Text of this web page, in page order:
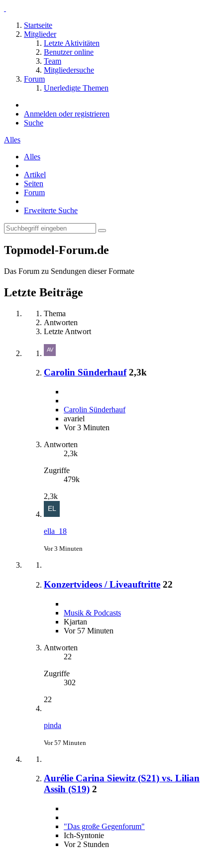
Startseite
Mitglieder
Letzte Aktivitäten
Benutzer online
Team
Mitgliedersuche
Forum
Unerledigte Themen
Anmelden oder registrieren
Suche
Alles
Alles
Artikel
Seiten
Forum
Erweiterte Suche
Topmodel-Forum.de
Das Forum zu Sendungen dieser Formate
Letzte Beiträge
Thema
Antworten
Letzte Antwort
Carolin Sünderhauf 2,3k
Carolin Sünderhauf
avariel
Vor 3 Minuten
Antworten
2,3k
Zugriffe
479k
2,3k
ella_18
Vor 3 Minuten
Konzertvideos / Liveauftritte 22
Musik & Podcasts
Kjartan
Vor 57 Minuten
Antworten
22
Zugriffe
302
22
pinda
Vor 57 Minuten
Aurélie Carina Siewitz (S21) vs. Lilian
Assih (S19) 2
"Das große Gegenforum"
Ich-Syntonie
Vor 2 Stunden